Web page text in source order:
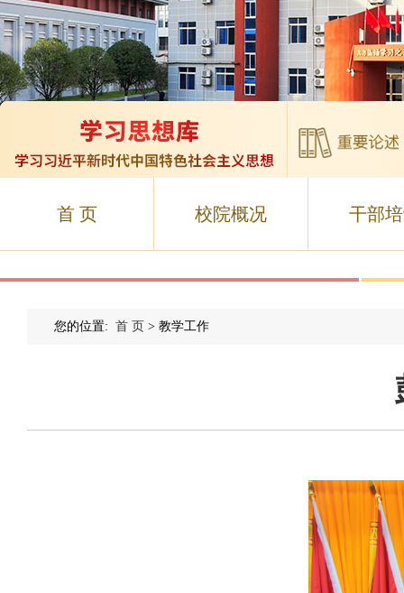
首 页 校院概况 干部
您的位置: 首 页 > 教学工作